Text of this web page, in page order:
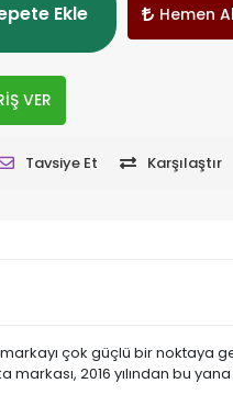
Ekle Hemen Al
VER
Tavsiye Et Karşılaştır
markayı çok güçlü bir
2016 yılından bu